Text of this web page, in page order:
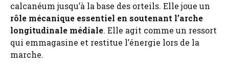
calcanéum jusqu’à la base des orteils. Elle joue un
rôle mécanique essentiel en soutenant l’arche
longitudinale médiale. Elle agit comme un ressort
qui emmagasine et restitue l’énergie lors de la
marche.